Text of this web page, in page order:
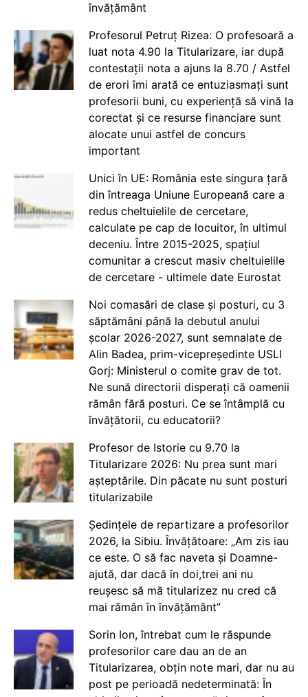
învățământ
Profesorul Petruț Rizea: O profesoară a
luat nota 4.90 la Titularizare, iar după
contestații nota a ajuns la 8.70 / Astfel
de erori îmi arată ce entuziasmați sunt
profesorii buni, cu experiență să vină la
corectat și ce resurse financiare sunt
alocate unui astfel de concurs
important
Unici în UE: România este singura țară
din întreaga Uniune Europeană care a
redus cheltuielile de cercetare,
calculate pe cap de locuitor, în ultimul
deceniu. Între 2015-2025, spațiul
comunitar a crescut masiv cheltuielile
de cercetare - ultimele date Eurostat
Noi comasări de clase și posturi, cu 3
săptămâni până la debutul anului
școlar 2026-2027, sunt semnalate de
Alin Badea, prim-vicepreședinte USLI
Gorj: Ministerul o comite grav de tot.
Ne sună directorii disperați că oamenii
rămân fără posturi. Ce se întâmplă cu
învățătorii, cu educatorii?
Profesor de Istorie cu 9.70 la
Titularizare 2026: Nu prea sunt mari
așteptările. Din păcate nu sunt posturi
titularizabile
Ședințele de repartizare a profesorilor
2026, la Sibiu. Învățătoare: „Am zis iau
ce este. O să fac naveta și Doamne-
ajută, dar dacă în doi,trei ani nu
reușesc să mă titularizez nu cred că
mai rămân în învățământ”
Sorin Ion, întrebat cum le răspunde
profesorilor care dau an de an
Titularizarea, obțin note mari, dar nu au
post pe perioadă nedeterminată: În